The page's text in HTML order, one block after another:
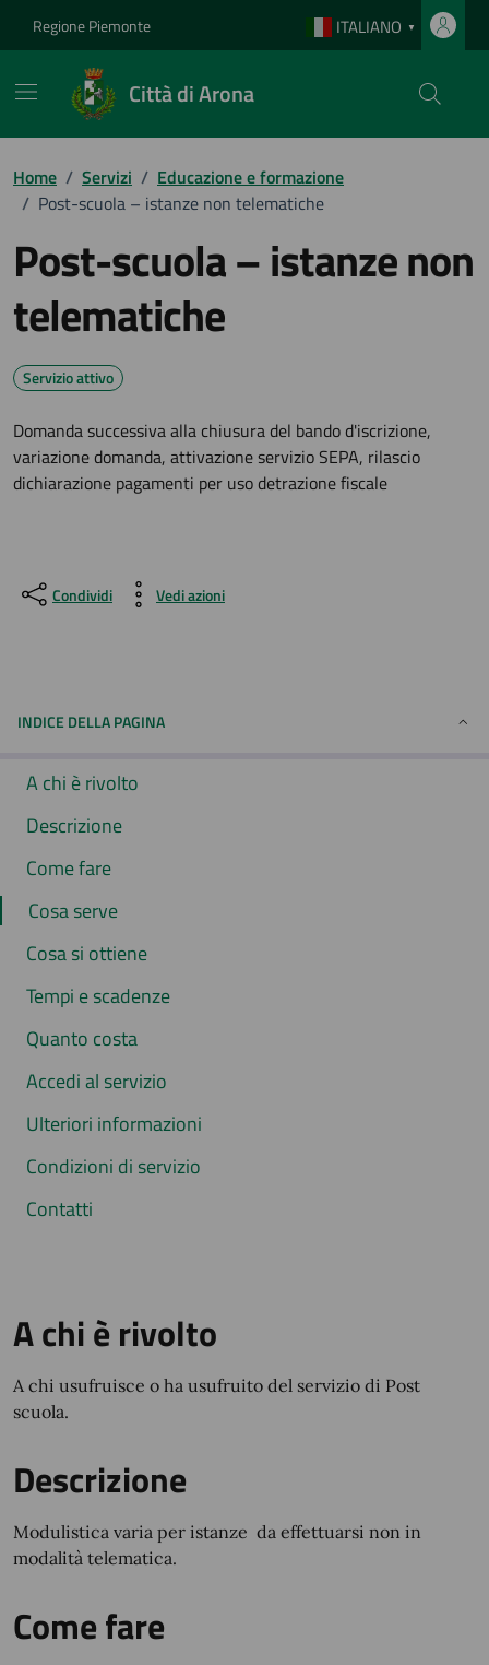
Regione Piemonte ITALIANO ▼
Città di Arona
Home / Servizi / Educazione e formazione
/ Post-scuola – istanze non telematiche
Post-scuola – istanze non
telematiche
Servizio attivo
Domanda successiva alla chiusura del bando d'iscrizione,
variazione domanda, attivazione servizio SEPA, rilascio
dichiarazione pagamenti per uso detrazione fiscale
Condividi Vedi azioni
INDICE DELLA PAGINA
A chi è rivolto
Descrizione
Come fare
Cosa serve
Cosa si ottiene
Tempi e scadenze
Quanto costa
Accedi al servizio
Ulteriori informazioni
Condizioni di servizio
Contatti
A chi è rivolto
A chi usufruisce o ha usufruito del servizio di Post
scuola.
Descrizione
Modulistica varia per istanze da effettuarsi non in
modalità telematica.
Come fare